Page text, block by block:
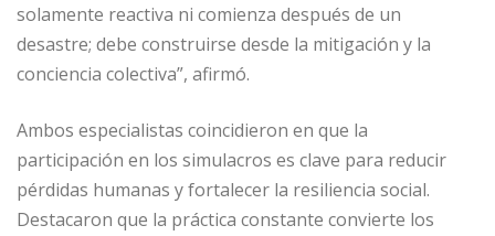
solamente reactiva ni comienza después de un
desastre; debe construirse desde la mitigación y la
conciencia colectiva”, afirmó.
Ambos especialistas coincidieron en que la
participación en los simulacros es clave para reducir
pérdidas humanas y fortalecer la resiliencia social.
Destacaron que la práctica constante convierte los